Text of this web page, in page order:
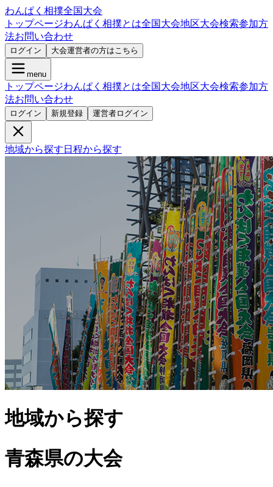
わんぱく相撲全国大会
トップページわんぱく相撲とは全国大会地区大会検索参加方
法お問い合わせ
ログイン 大会運営者の方はこちら
menu
トップページわんぱく相撲とは全国大会地区大会検索参加方
法お問い合わせ
ログイン 新規登録 運営者ログイン
地域から探す 日程から探す
地域から探す
青森県の大会